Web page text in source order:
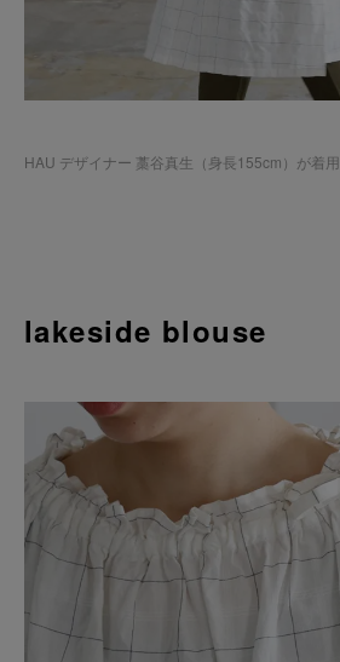
HAU デザイナー 藁谷真生（身長155cm）が着用
lakeside blouse